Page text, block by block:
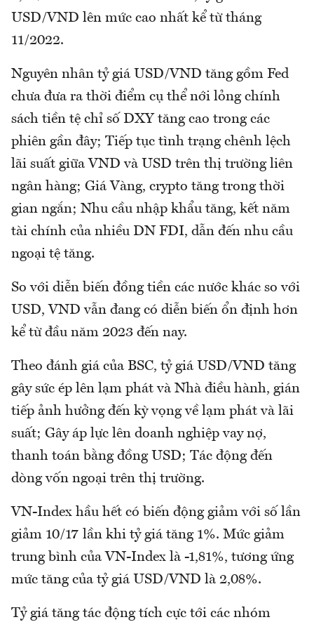
USD/VND lên mức cao nhất kể từ tháng
11/2022.
Nguyên nhân tỷ giá USD/VND tăng gồm Fed
chưa đưa ra thời điểm cụ thể nới lỏng chính
sách tiền tệ chỉ số DXY tăng cao trong các
phiên gần đây; Tiếp tục tình trạng chênh lệch
lãi suất giữa VND và USD trên thị trường liên
ngân hàng; Giá Vàng, crypto tăng trong thời
gian ngắn; Nhu cầu nhập khẩu tăng, kết năm
tài chính của nhiều DN FDI, dẫn đến nhu cầu
ngoại tệ tăng.
So với diễn biến đồng tiền các nước khác so với
USD, VND vẫn đang có diễn biến ổn định hơn
kể từ đầu năm 2023 đến nay.
Theo đánh giá của BSC, tỷ giá USD/VND tăng
gây sức ép lên lạm phát và Nhà điều hành, gián
tiếp ảnh hưởng đến kỳ vọng về lạm phát và lãi
suất; Gây áp lực lên doanh nghiệp vay nợ,
thanh toán bằng đồng USD; Tác động đến
dòng vốn ngoại trên thị trường.
VN-Index hầu hết có biến động giảm với số lần
giảm 10/17 lần khi tỷ giá tăng 1%. Mức giảm
trung bình của VN-Index là -1,81%, tương ứng
mức tăng của tỷ giá USD/VND là 2,08%.
Tỷ giá tăng tác động tích cực tới các nhóm